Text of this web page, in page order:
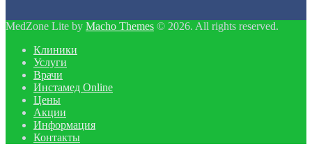
MedZone Lite by Macho Themes © 2026. All rights reserved.
Клиники
Услуги
Врачи
Инстамед Online
Цены
Акции
Информация
Контакты